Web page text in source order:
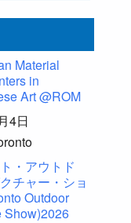
Material
in
Art @ROM
4日
・アウトド
チャー・ショ
Outdoor
Show)2026